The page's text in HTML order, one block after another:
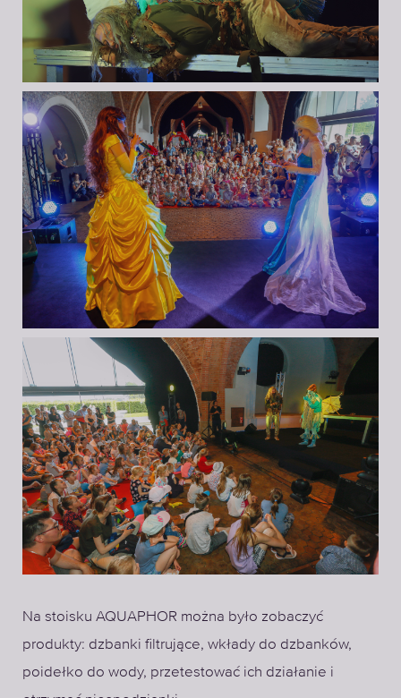
Na stoisku AQUAPHOR można było zobaczyć
produkty: dzbanki filtrujące, wkłady do dzbanków,
poidełko do wody, przetestować ich działanie i